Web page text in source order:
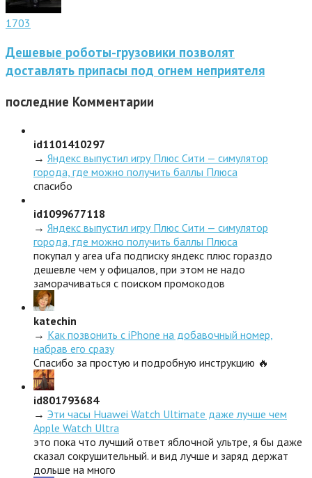
1703
Дешевые роботы-грузовики позволят
доставлять припасы под огнем неприятеля
последние Комментарии
id1101410297
→ Яндекс выпустил игру Плюс Сити — симулятор
города, где можно получить баллы Плюса
спасибо
id1099677118
→ Яндекс выпустил игру Плюс Сити — симулятор
города, где можно получить баллы Плюса
покупал у area ufa подписку яндекс плюс гораздо
дешевле чем у офицалов, при этом не надо
заморачиваться с поиском промокодов
katechin
→ Как позвонить с iPhone на добавочный номер,
набрав его сразу
Спасибо за простую и подробную инструкцию 🔥
id801793684
→ Эти часы Huawei Watch Ultimate даже лучше чем
Apple Watch Ultra
это пока что лучший ответ яблочной ультре, я бы даже
сказал сокрушительный. и вид лучше и заряд держат
дольше на много